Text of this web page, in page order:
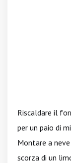
Riscaldare il
per un paio di
Montare a
scorza di un